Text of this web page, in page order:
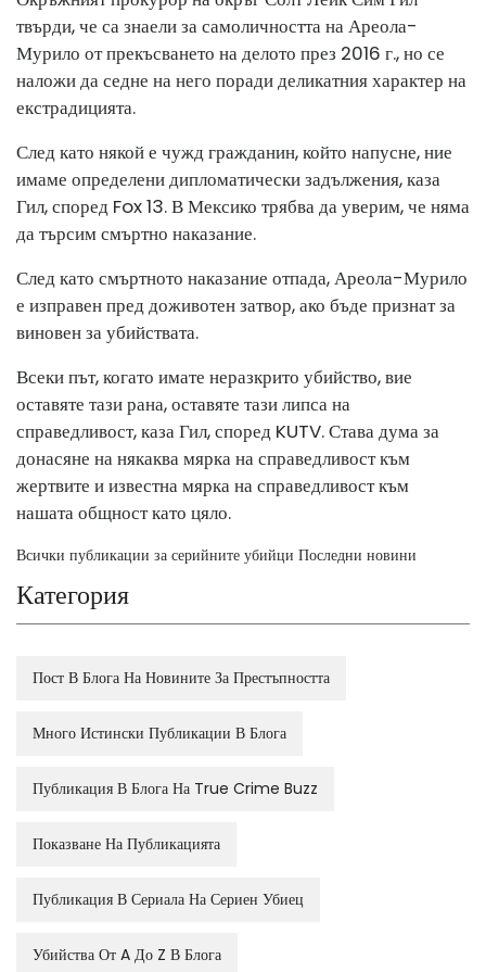
твърди, че са знаели за самоличността на Ареола-
Мурило от прекъсването на делото през 2016 г., но се
наложи да седне на него поради деликатния характер на
екстрадицията.
След като някой е чужд гражданин, който напусне, ние
имаме определени дипломатически задължения, каза
Гил, според Fox 13. В Мексико трябва да уверим, че няма
да търсим смъртно наказание.
След като смъртното наказание отпада, Ареола-Мурило
е изправен пред доживотен затвор, ако бъде признат за
виновен за убийствата.
Всеки път, когато имате неразкрито убийство, вие
оставяте тази рана, оставяте тази липса на
справедливост, каза Гил, според KUTV. Става дума за
донасяне на някаква мярка на справедливост към
жертвите и известна мярка на справедливост към
нашата общност като цяло.
Всички публикации за серийните убийци Последни новини
Категория
Пост В Блога На Новините За Престъпността
Много Истински Публикации В Блога
Публикация В Блога На True Crime Buzz
Показване На Публикацията
Публикация В Сериала На Сериен Убиец
Убийства От A До Z В Блога